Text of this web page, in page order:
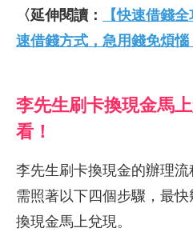
〈延伸閱讀：
【快速借錢
速借錢方式，急用錢免煩惱
李先生刷卡換現金馬
看！
李先生刷卡換現金的辦理
需照著以下四個步驟，最
換現金馬上兌現。